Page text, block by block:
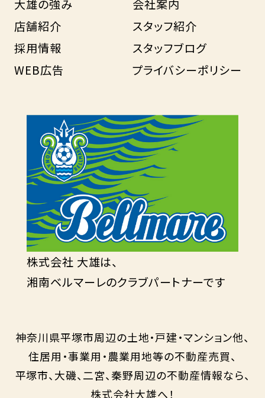
大雄の強み
会社案内
店舗紹介
スタッフ紹介
採用情報
スタッフブログ
WEB広告
プライバシーポリシー
株式会社 大雄は、
湘南ベルマーレのクラブパートナーです
神奈川県平塚市周辺の土地・戸建・マンション他、
住居用・事業用・農業用地等の不動産売買、
平塚市、大磯、二宮、秦野周辺の不動産情報なら、
株式会社大雄へ！